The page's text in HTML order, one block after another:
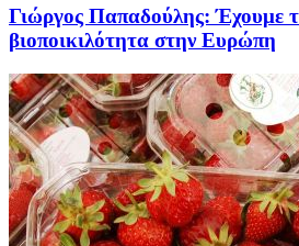
Γιώργος Παπαδούλης: Έχουμε
βιοποικιλότητα στην Ευρώπη